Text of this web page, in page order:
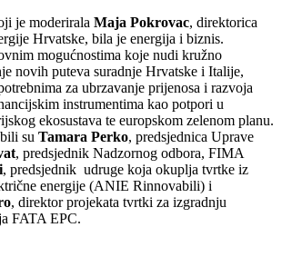
je moderiralaMaja Pokrovac, direktorica
Hrvatske, bila je energija i biznis.
mogućnostima koje nudi kružno
novih puteva suradnje Hrvatske i Italije,
za ubrzavanje prijenosa i razvoja
instrumentima kao potpori u
ekosustava te europskom zelenom planu.
bili suTamara Perko, predsjednica Uprave
, predsjednik Nadzornog odbora, FIMA
, predsjednik udruge koja okuplja tvrtke iz
energije (ANIE Rinnovabili) i
, direktor projekata tvrtki za izgradnju
FATA EPC.